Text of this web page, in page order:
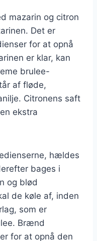
mazarin og citron
Det er
for at opnå
er klar, kan
brulee-
af fløde,
Citronens saft
ekstra
hældes
bages i
og blød
de køle af, inden
som er
Brænd
for at opnå den